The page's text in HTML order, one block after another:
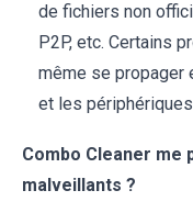
de fichiers non
P2P, etc. Certains
même se propager
et les
Combo Cleaner
malveillants ?